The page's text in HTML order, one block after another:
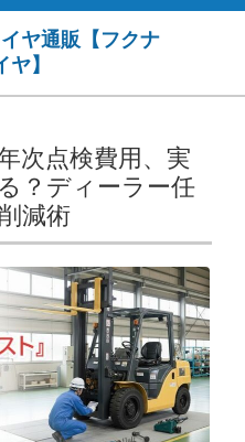
ヤ通販【フクナ
ヤ】
次点検費用、実
？ディーラー任
減術